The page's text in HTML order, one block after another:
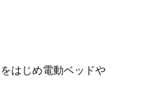
をはじめ電動ベッドや